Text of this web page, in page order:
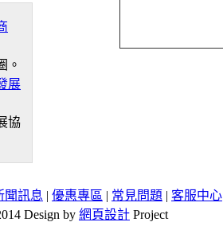
。
協
聞訊息 | 優惠專區 | 常見問題 | 客服中心
Design by 網頁設計 Project